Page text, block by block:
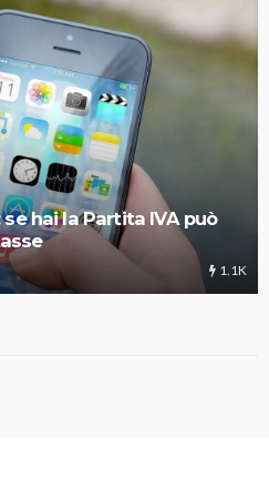
hai la Partita IVA può
1.1K